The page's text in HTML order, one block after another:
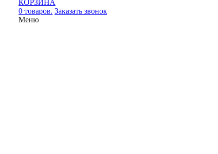
КОРЗИНА
0 товаров. Заказать звонок
Меню